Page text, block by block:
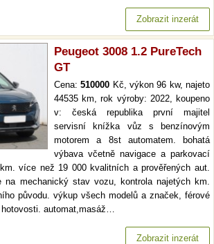
Zobrazit inzerát
Peugeot 3008 1.2 PureTech
GT
Cena:510000 Kč, výkon 96 kw, najeto
44535 km, rok výroby: 2022, koupeno
v: česká republika první majitel
servisní knížka vůz s benzínovým
motorem a 8st automatem. bohatá
výbava včetně navigace a parkovací
více než 19 000 kvalitních a prověřených aut.
na mechanický stav vozu, kontrola najetých km.
původu. výkup všech modelů a značek, férové
automat,masáž…
Zobrazit inzerát